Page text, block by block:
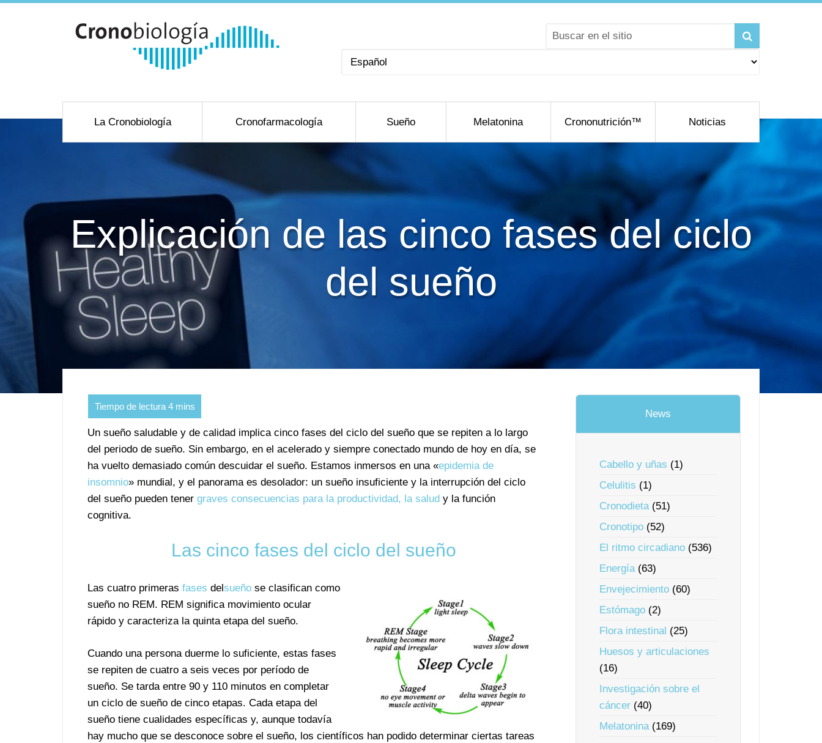
Elegir
La Cronobiología Cronofarmacología Sueño Melatonina Crononutrición™ Noticias
Explicación de las cinco fases del ciclo
del sueño
Un sueño saludable y de calidad implica cinco fases del ciclo del sueño que se repiten a lo largo
del periodo de sueño. Sin embargo, en el acelerado y siempre conectado mundo de hoy en día, se
ha vuelto demasiado común descuidar el sueño. Estamos inmersos en una «epidemia de
insomnio» mundial, y el panorama es desolador: un sueño insuficiente y la interrupción del ciclo
del sueño pueden tener graves consecuencias para la productividad, la salud y la función
cognitiva.
Las cinco fases del ciclo del sueño
Las cuatro primeras fases delsueño se clasifican como
sueño no REM. REM significa movimiento ocular
rápido y caracteriza la quinta etapa del sueño.
Cuando una persona duerme lo suficiente, estas fases
se repiten de cuatro a seis veces por período de
sueño. Se tarda entre 90 y 110 minutos en completar
un ciclo de sueño de cinco etapas. Cada etapa del
sueño tiene cualidades específicas y, aunque todavía
hay mucho que se desconoce sobre el sueño, los científicos han podido determinar ciertas tareas
News
Cabello y uñas (1)
Celulitis (1)
Cronodieta(51)
Cronotipo (52)
El ritmo circadiano (536)
Energía(63)
Envejecimiento (60)
Estómago (2)
Flora intestinal (25)
Huesos y articulaciones
(16)
Investigación sobre el
cáncer (40)
Melatonina(169)